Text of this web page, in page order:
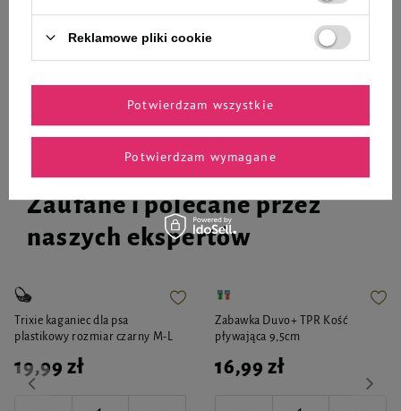
+
Do koszyka Do koszyka
Zaufane i polecane przez
naszych ekspertów
Trixie kaganiec dla psa
plastikowy rozmiar czarny M-L
19,99 zł
Zabawka Duvo+ TPR Kość
pływająca 9,5cm
16,99 zł
Reklamowe pliki cookie
Potwierdzam wymagane
Potwierdzam wszystkie